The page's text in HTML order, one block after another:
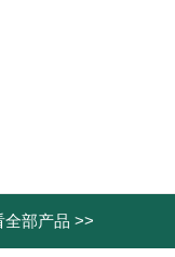
全部产品 >>